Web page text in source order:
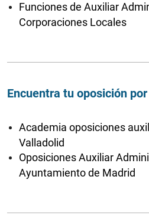
Funciones de Auxiliar
Corporaciones Locales
Encuentra tu oposición
Academia oposiciones
Valladolid
Oposiciones Auxiliar
Ayuntamiento de Madrid